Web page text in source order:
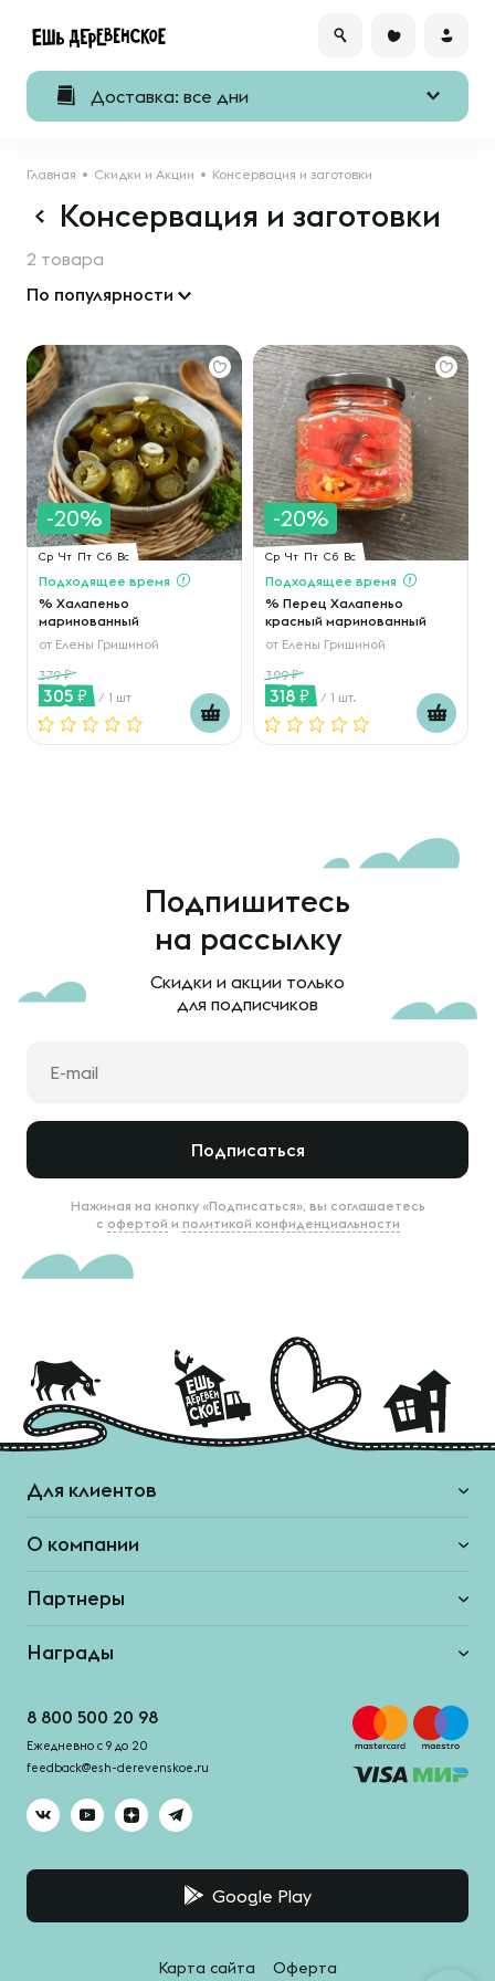
Доставка: все дни
Главная Скидки и Акции Консервация и заготовки
Консервация и заготовки
2 товара
По популярности
-20%
Ср Чт Пт Сб Вс
Подходящее время
% Халапеньо
маринованный
от Елены Гришиной
379
305 / 1 шт
-20%
Ср Чт Пт Сб Вс
Подходящее время
% Перец Халапеньо
красный маринованный
от Елены Гришиной
399
318 / 1 шт.
Подпишитесь
на рассылку
Скидки и акции только
для подписчиков
Подписаться
Нажимая на кнопку «Подписаться», вы соглашаетесь
с офертой и политикой конфиденциальности
Для клиентов
О компании
Партнеры
Награды
8 800 500 20 98
Ежедневно с 9 до 20
feedback@esh-derevenskoe.ru
Google Play
Карта сайта Оферта